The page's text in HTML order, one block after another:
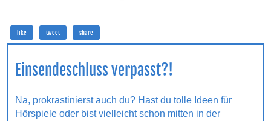
like tweet share
Einsendeschluss verpasst?!
Na, prokrastinierst auch du? Hast du tolle Ideen für
Hörspiele oder bist vielleicht schon mitten in der